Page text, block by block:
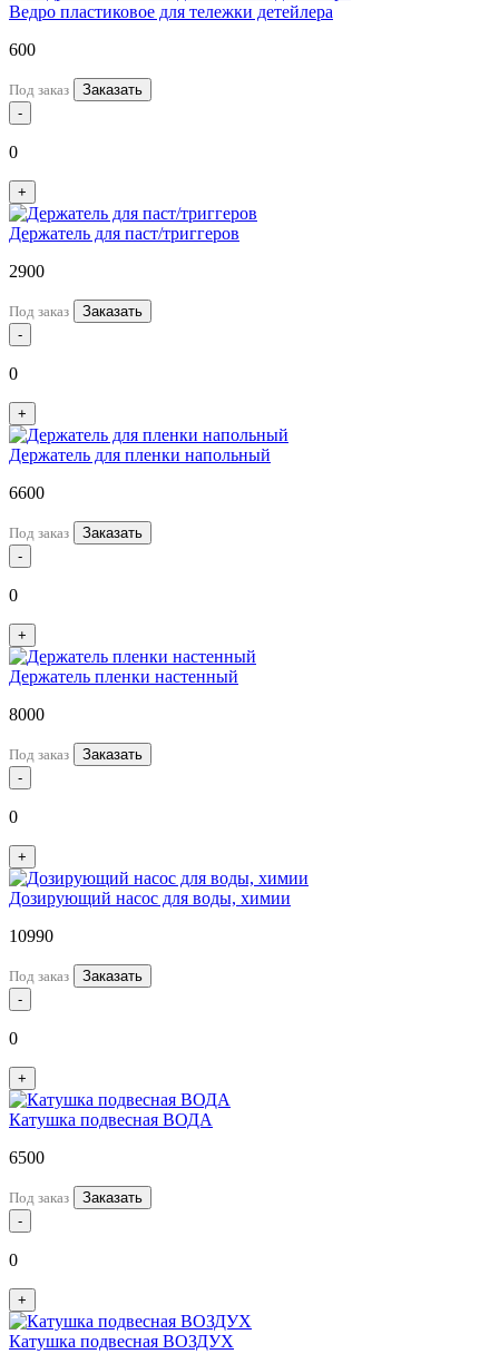
Ведро пластиковое для тележки детейлера
600
Под заказ
Заказать
-
0
+
Держатель для паст/триггеров
2900
Под заказ
Заказать
-
0
+
Держатель для пленки напольный
6600
Под заказ
Заказать
-
0
+
Держатель пленки настенный
8000
Под заказ
Заказать
-
0
+
Дозирующий насос для воды, химии
10990
Под заказ
Заказать
-
0
+
Катушка подвесная ВОДА
6500
Под заказ
Заказать
-
0
+
Катушка подвесная ВОЗДУХ